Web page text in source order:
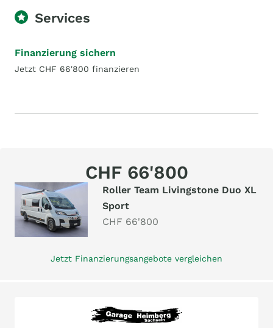
Services
Finanzierung sichern
Jetzt CHF 66'800 finanzieren
CHF 66'800
Roller Team Livingstone Duo XL
Sport
CHF 66'800
Jetzt Finanzierungsangebote vergleichen